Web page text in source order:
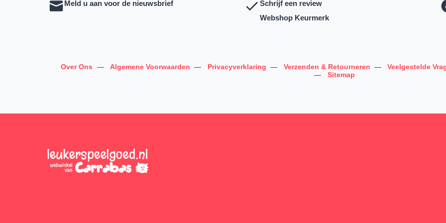
Meld u aan voor de nieuwsbrief
Schrijf een review
Webshop Keurmerk
Over Ons — Algemene Voorwaarden — Privacyverklaring — Verzenden & Retourneren — Veelgestelde
—
Sitemap